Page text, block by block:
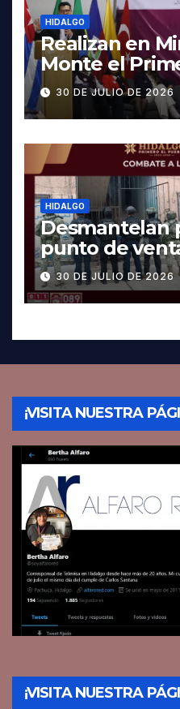
HIDALGO
Realizan en
Monte el
contra la
30 DE JULIO DE 2026
HIDALGO
Desmantelan
punto de
Pachuca; hay
30 DE JULIO DE 2026
¡VISITA NUESTRA
¡VISITA NUESTRA